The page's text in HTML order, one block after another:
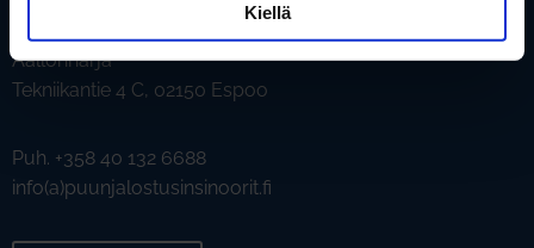
Kiellä
Puunjalostusinsinöörit ry
Aallonharja
Tekniikantie 4 C, 02150 Espoo
Puh. +358 40 132 6688
info(a)puunjalostusinsinoorit.fi